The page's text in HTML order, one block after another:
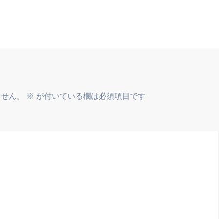
ん。 ※ が付いている欄は必須項目です